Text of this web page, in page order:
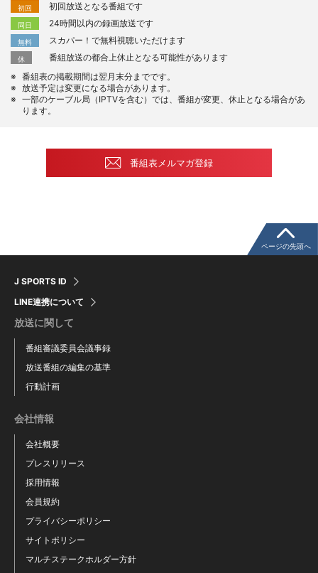
初回 初回放送となる番組です
同日 24時間以内の録画放送です
無料 スカパー！で無料視聴いただけます
休
番組放送の都合上休止となる可能性があります
番組表の掲載期間は翌月末分までです。
放送予定は変更になる場合があります。
一部のケーブル局（IPTVを含む）では、番組が変更、休止となる場合があ
ります。
番組表メルマガ登録
J SPORTS ID
LINE連携について
放送に関して
番組審議委員会議事録
放送番組の編集の基準
行動計画
会社情報
会社概要
プレスリリース
採用情報
会員規約
プライバシーポリシー
サイトポリシー
マルチステークホルダー方針
ページの先頭へ